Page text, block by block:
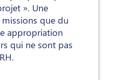
». Une
que du
appropriation
qui ne sont pas